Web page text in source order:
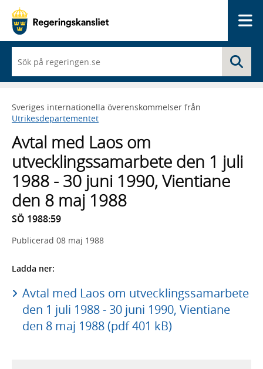
du
börjar
skriva
framträder
en
med
sökförslag
Sveriges internationella överenskommelser från
Utrikesdepartementet
Avtal med Laos om
utvecklingssamarbete den 1 juli
1988 - 30 juni 1990, Vientiane
den 8 maj 1988
SÖ 1988:59
Publicerad 08 maj 1988
Ladda ner:
Avtal med Laos om utvecklingssamarbete
den 1 juli 1988 - 30 juni 1990, Vientiane
den 8 maj 1988 (pdf 401 kB)